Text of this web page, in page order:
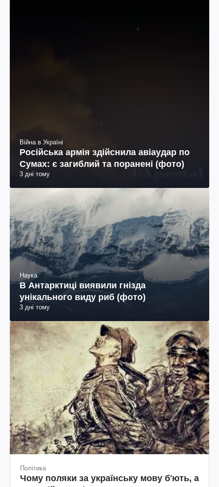
Війна в Україні
Російська армія здійснила авіаудар по
Сумах: є загиблий та поранені (фото)
3 дні тому
Наука
В Антарктиці виявили гнізда
унікального виду риб (фото)
3 дні тому
Політика
Чому поляки за українську мову б'ють, а